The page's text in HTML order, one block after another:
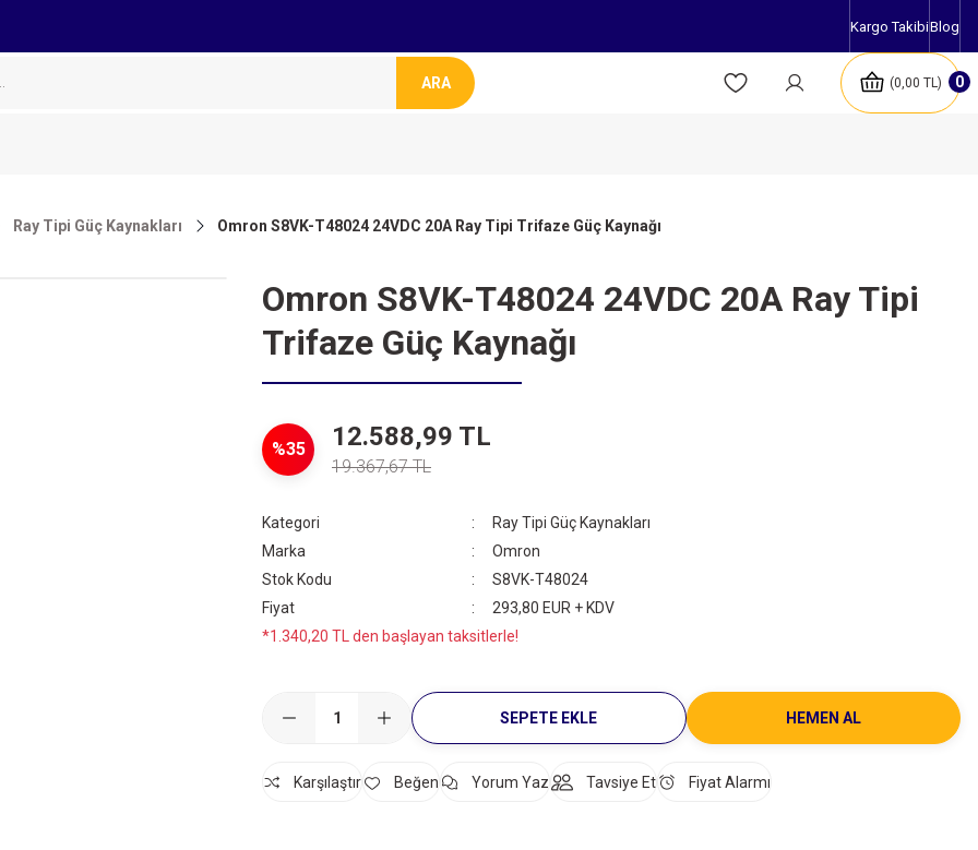
Kargo TakibiBlog
ARA 0
0,00 TL
Ray Tipi Güç Kaynakları Omron S8VK-T48024 24VDC 20A Ray Tipi Trifaze Güç Kaynağı
Omron S8VK-T48024 24VDC 20A Ray Tipi
Trifaze Güç Kaynağı
%35 12.588,99 TL
19.367,67 TL
Kategori
Ray Tipi Güç Kaynakları
Marka
Omron
Stok Kodu
S8VK-T48024
Fiyat
293,80 EUR + KDV
*1.340,20 TL den başlayan taksitlerle!
SEPETE EKLE HEMEN AL
Karşılaştır Yorum Yaz Tavsiye Et Fiyat Alarmı